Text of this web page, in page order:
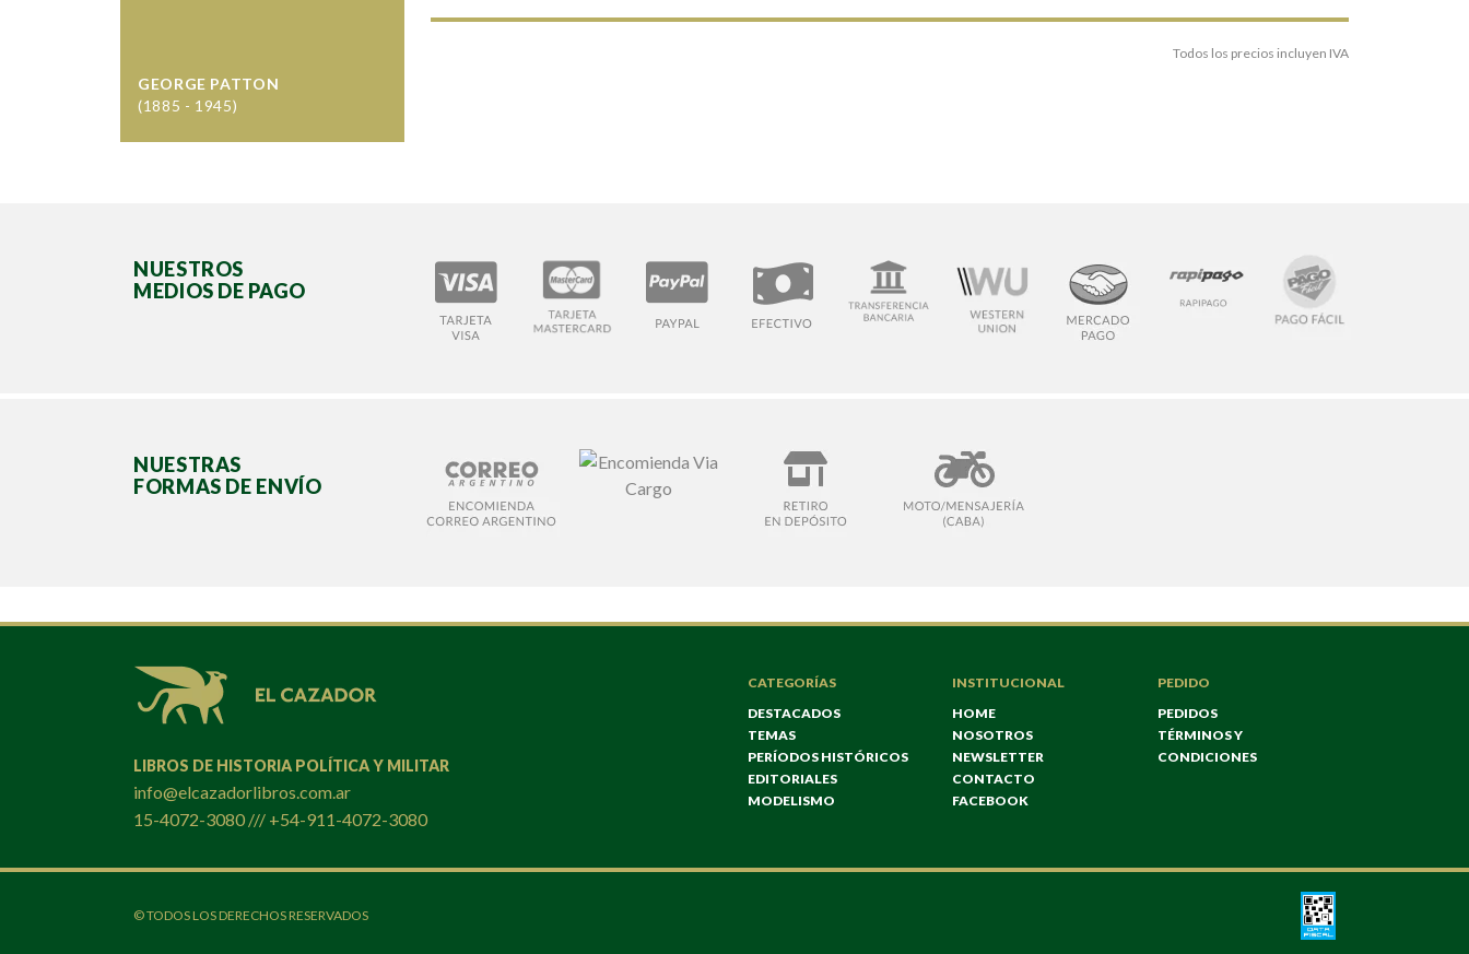
Todos los precios incluyen IVA
GEORGE PATTON
(1885 - 1945)
NUESTROS
MEDIOS DE PAGO
NUESTRAS
FORMAS DE ENVÍO
LIBROS DE HISTORIA POLÍTICA Y MILITAR
info@elcazadorlibros.com.ar
15-4072-3080 /// +54-911-4072-3080
CATEGORÍAS
DESTACADOS
TEMAS
PERÍODOS HISTÓRICOS
EDITORIALES
MODELISMO
INSTITUCIONAL
HOME
NOSOTROS
NEWSLETTER
CONTACTO
FACEBOOK
PEDIDO
PEDIDOS
TÉRMINOS Y
CONDICIONES
© TODOS LOS DERECHOS RESERVADOS